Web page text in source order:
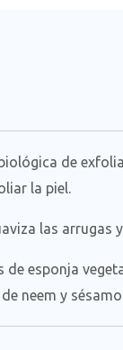
de
la piel.
las arrugas
esponja
neem y